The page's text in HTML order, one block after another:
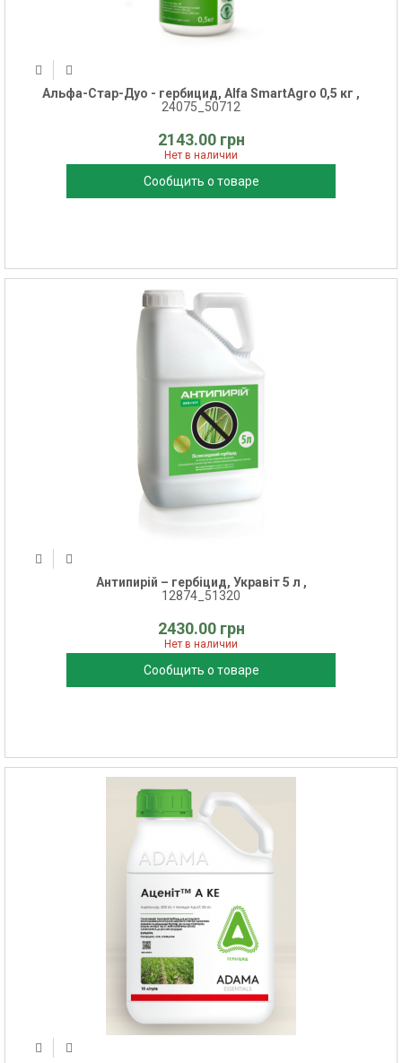
Альфа-Стар-Дуо - гербицид, Alfa SmartAgro 0,5 кг ,
24075_50712
2143.00 грн
Нет в наличии
Сообщить о товаре
Антипирій – гербіцид, Укравіт 5 л ,
12874_51320
2430.00 грн
Нет в наличии
Сообщить о товаре